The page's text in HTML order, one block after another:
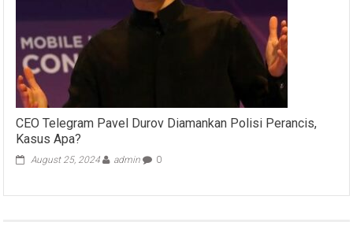
CEO Telegram Pavel Durov Diamankan Polisi Perancis,
Kasus Apa?
August 25, 2024 admin 0